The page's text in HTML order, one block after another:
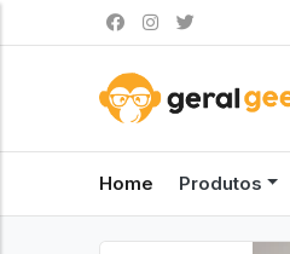
Home Produtos